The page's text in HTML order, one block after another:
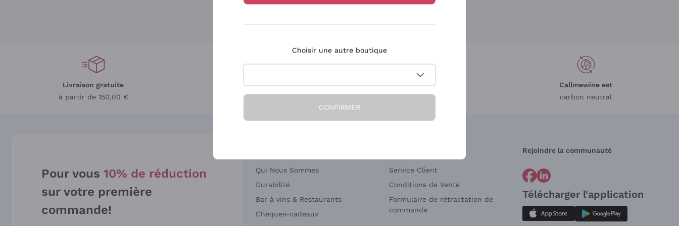
Livraison gratuite
à partir de 150,00 €
Livraison en 2-4 jours
en France
Paiement
en 3 fois
Callmewine est
carbon neutral
Pour vous 10% de réduction
sur votre première
commande!
Qui Nous Sommes
Durabilité
Bar à vins & Restaurants
Chèques-cadeaux
Service Client
Conditions de Vente
Formulaire de rétractation de
commande
Rejoindre la communauté
Télécharger l'application
Choisir une autre boutique
CONFIRMER